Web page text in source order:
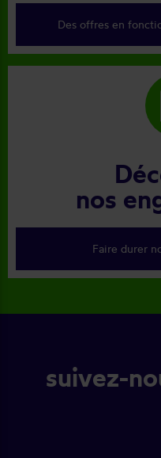
Des offres en
nos
Faire durer
suivez-